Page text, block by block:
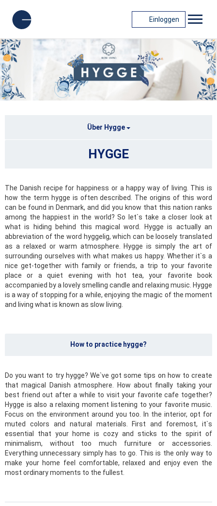
Einloggen
Über Hygge
HYGGE
The Danish recipe for happiness or a happy way of living. This is
how the term hygge is often described. The origins of this word
can be found in Denmark, and did you know that this nation ranks
among the happiest in the world? So let`s take a closer look at
what is hiding behind this magical word. Hygge is actually an
abbreviation of the word hyggelig, which can be loosely translated
as a relaxed or warm atmosphere. Hygge is simply the art of
surrounding ourselves with what makes us happy. Whether it`s a
nice get-together with family or friends, a trip to your favorite
place or a quiet evening with hot tea, your favorite book
accompanied by a lovely smelling candle and relaxing music. Hygge
is a way of stopping for a while, enjoying the magic of the moment
and living what is known as slow living.
How to practice hygge?
Do you want to try hygge? We`ve got some tips on how to create
that magical Danish atmosphere. How about finally taking your
best friend out after a while to visit your favorite cafe together?
Hygge is also a relaxing moment listening to your favorite music.
Focus on the environment around you too. In the interior, opt for
muted colors and natural materials. First and foremost, it`s
essential that your home is cozy and sticks to the spirit of
minimalism, without too much furniture or accessories.
Everything unnecessary simply has to go. This is the only way to
make your home feel comfortable, relaxed and enjoy even the
most ordinary moments to the fullest.